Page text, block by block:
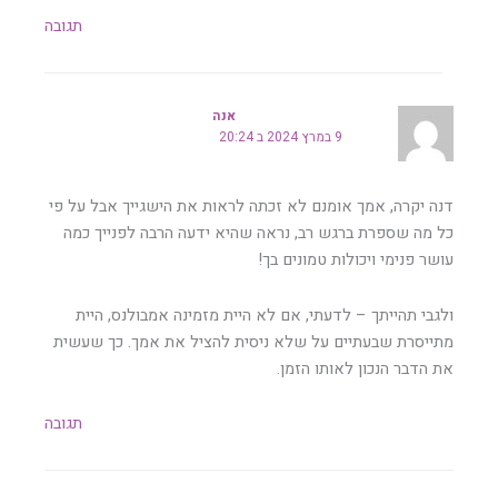
תגובה
אנה
9 במרץ 2024 ב 20:24
דנה יקרה, אמך אומנם לא זכתה לראות את הישגייך אבל על פי
כל מה שספרת ברגש רב, נראה שהיא ידעה הרבה לפנייך כמה
עושר פנימי ויכולות טמונים בך!
ולגבי תהייתך – לדעתי, אם לא היית מזמינה אמבולנס, היית
מתייסרת שבעתיים על שלא ניסית להציל את אמך. כך שעשית
את הדבר הנכון לאותו הזמן.
תגובה